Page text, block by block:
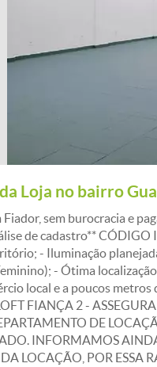
Loja no bairro
Fiador, sem burocracia e
de cadastro**
- Iluminação
- Ótima
local e a poucos
FIANÇA 2 -
DE
INFORMAMOS
LOCAÇÃO, POR ESSA